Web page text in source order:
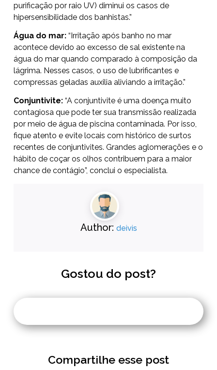
purificação por raio UV) diminui os casos de
hipersensibilidade dos banhistas.”
Água do mar: “Irritação após banho no mar
acontece devido ao excesso de sal existente na
água do mar quando comparado à composição da
lágrima. Nesses casos, o uso de lubrificantes e
compressas geladas auxilia aliviando a irritação.”
Conjuntivite: “A conjuntivite é uma doença muito
contagiosa que pode ter sua transmissão realizada
por meio de água de piscina contaminada. Por isso,
fique atento e evite locais com histórico de surtos
recentes de conjuntivites. Grandes aglomerações e o
hábito de coçar os olhos contribuem para a maior
chance de contágio”, conclui o especialista.
Author: deivis
Gostou do post?
Compartilhe esse post